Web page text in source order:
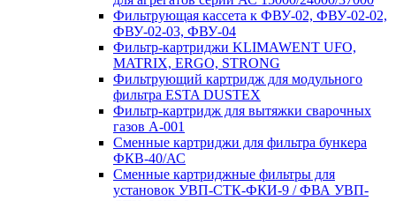
Фильтрующая кассета к ФВУ-02, ФВУ-02-02,
ФВУ-02-03, ФВУ-04
Фильтр-картриджи KLIMAWENT UFO,
MATRIX, ERGO, STRONG
Фильтрующий картридж для модульного
фильтра ESTA DUSTEX
Фильтр-картридж для вытяжки сварочных
газов А-001
Сменные картриджи для фильтра бункера
ФКВ-40/АС
Сменные картриджные фильтры для
установок УВП-СТК-ФКИ-9 / ФВА УВП-